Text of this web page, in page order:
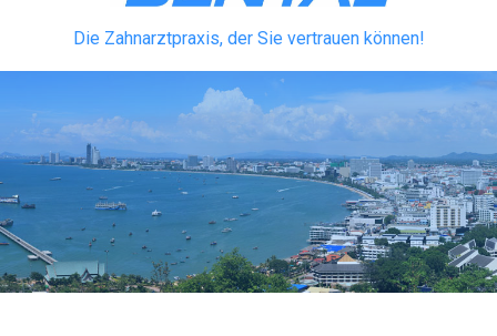
PATIENTENFÄLLE
KLINIK
HILFE
DOWNLOADS
PARTNER
Die Zahnarztpraxis, der Sie vertrauen können!